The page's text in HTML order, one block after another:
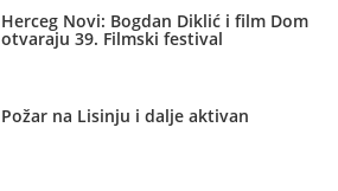
Herceg Novi: Bogdan Diklić i film Dom
otvaraju 39. Filmski festival
Požar na Lisinju i dalje aktivan